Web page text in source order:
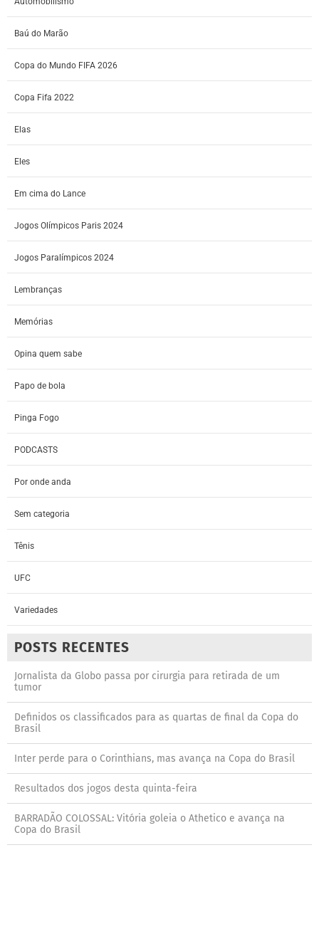
Baú do Marão
Copa do Mundo FIFA 2026
Copa Fifa 2022
Elas
Eles
Em cima do Lance
Jogos Olímpicos Paris 2024
Jogos Paralímpicos 2024
Lembranças
Memórias
Opina quem sabe
Papo de bola
Pinga Fogo
PODCASTS
Por onde anda
Sem categoria
Tênis
UFC
Variedades
POSTS RECENTES
Jornalista da Globo passa por cirurgia para retirada de um
tumor
Definidos os classificados para as quartas de final da Copa do
Brasil
Inter perde para o Corinthians, mas avança na Copa do Brasil
Resultados dos jogos desta quinta-feira
BARRADÃO COLOSSAL: Vitória goleia o Athetico e avança na
Copa do Brasil